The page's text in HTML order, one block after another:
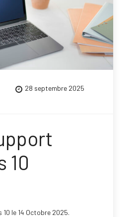
28 septembre 2025
10
le 14 Octobre 2025.